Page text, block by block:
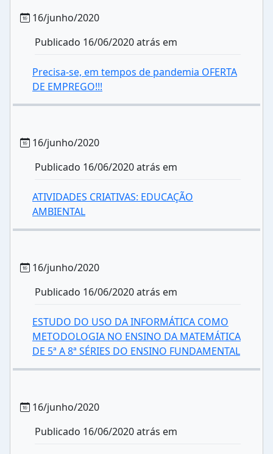
16/junho/2020
Publicado 16/06/2020 atrás em
Precisa-se, em tempos de pandemia OFERTA
DE EMPREGO!!!
16/junho/2020
Publicado 16/06/2020 atrás em
ATIVIDADES CRIATIVAS: EDUCAÇÃO
AMBIENTAL
16/junho/2020
Publicado 16/06/2020 atrás em
ESTUDO DO USO DA INFORMÁTICA COMO
METODOLOGIA NO ENSINO DA MATEMÁTICA
DE 5ª A 8ª SÉRIES DO ENSINO FUNDAMENTAL
16/junho/2020
Publicado 16/06/2020 atrás em